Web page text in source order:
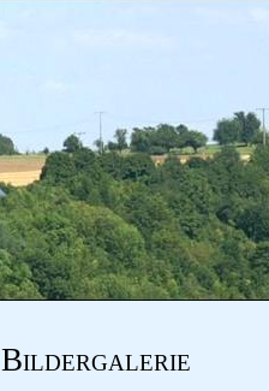
Bildergalerie